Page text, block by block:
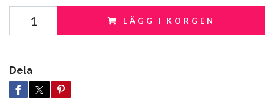
LÄGG I KORGEN
Dela